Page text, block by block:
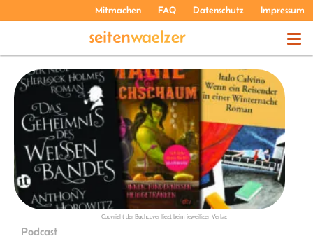
Mitmachen FAQ Datenschutz Impressum
THEMEN
PODCASTS
ÜBER UNS
Copyright der Buchcover liegt beim jeweiligen Verlag
Podcast